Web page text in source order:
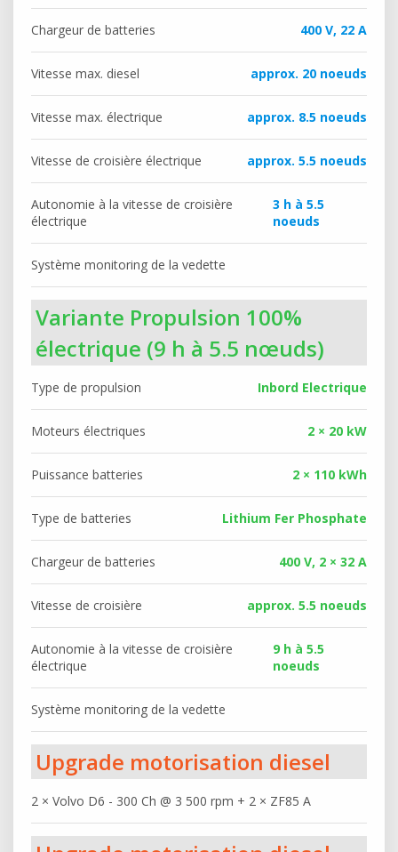
Chargeur de batteries 400 V, 22 A
Vitesse max. diesel approx. 20 noeuds
Vitesse max. électrique approx. 8.5 noeuds
Vitesse de croisière électrique approx. 5.5 noeuds
Autonomie à la vitesse de croisière
électrique
3 h à 5.5
noeuds
Système monitoring de la vedette
Variante Propulsion 100%
électrique (9 h à 5.5 nœuds)
Type de propulsion Inbord Electrique
Moteurs électriques 2 × 20 kW
Puissance batteries 2 × 110 kWh
Type de batteries Lithium Fer Phosphate
Chargeur de batteries 400 V, 2 × 32 A
Vitesse de croisière approx. 5.5 noeuds
Autonomie à la vitesse de croisière
électrique
9 h à 5.5
noeuds
Système monitoring de la vedette
Upgrade motorisation diesel
2 × Volvo D6 - 300 Ch @ 3 500 rpm + 2 × ZF85 A